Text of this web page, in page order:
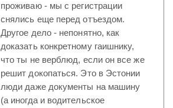
проживаю - мы с регистрации
снялись еще перед отъездом.
Другое дело - непонятно, как
доказать конкретному гаишнику,
что ты не верблюд, если он все же
решит докопаться. Это в Эстонии
люди даже документы на машину
(а иногда и водительское